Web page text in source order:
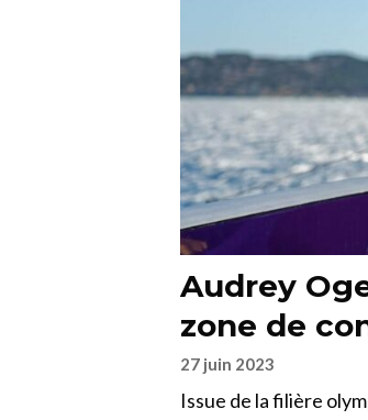
Audrey
zone de
27 juin 2023
Issue de la filière